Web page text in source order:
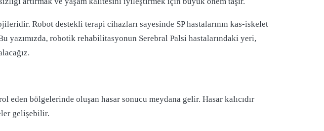
Robot destekli terapi cihazları sayesinde SP hastalarının kas-iskelet
robotik rehabilitasyonun Serebral Palsi hastalarındaki yeri,
eden bölgelerinde oluşan hasar sonucu meydana gelir. Hasar kalıcıdır
gelişebilir.